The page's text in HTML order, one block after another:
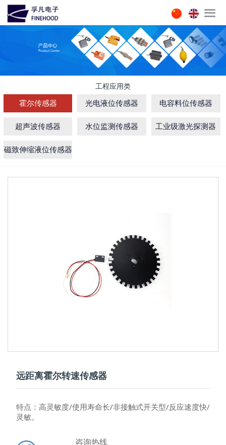
工程应用类
霍尔传感器 光电液位传感器 电容料位传感器
超声波传感器 水位监测传感器 工业级激光探测器
磁致伸缩液位传感器
远距离霍尔转速传感器
特点：高灵敏度/使用寿命长/非接触式开关型/反应速度快/
灵敏。
咨询热线